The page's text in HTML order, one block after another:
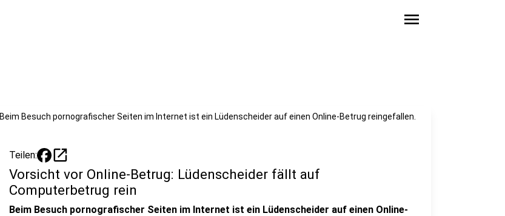
menu
Beim Besuch pornografischer Seiten im Internet ist ein Lüdenscheider auf einen Online-Betrug reingefallen.
Teilen: open_in_new
Vorsicht vor Online-Betrug: Lüdenscheider fällt auf
Computerbetrug rein
Beim Besuch pornografischer Seiten im Internet ist ein Lüdenscheider auf einen Online-